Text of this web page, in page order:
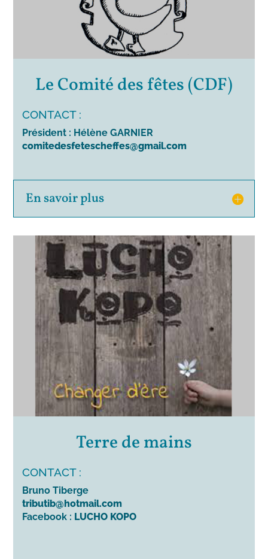
Le Comité des fêtes (CDF)
CONTACT :
Président : Hélène GARNIER
comitedesfetescheffes@gmail.com
En savoir plus
Terre de mains
CONTACT :
Bruno Tiberge
tributib@hotmail.com
Facebook : LUCHO KOPO